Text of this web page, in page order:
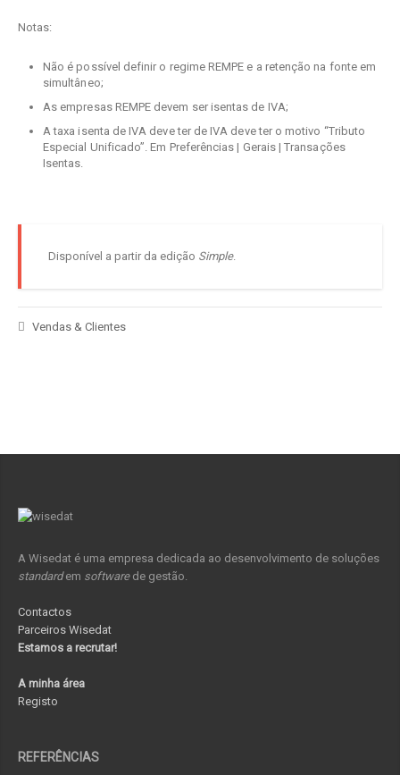
Notas:
Não é possível definir o regime REMPE e a retenção na fonte em
simultâneo;
As empresas REMPE devem ser isentas de IVA;
A taxa isenta de IVA deve ter de IVA deve ter o motivo “Tributo
Especial Unificado”. Em Preferências | Gerais | Transações
Isentas.
Disponível a partir da edição Simple.
Vendas & Clientes
A Wisedat é uma empresa dedicada ao desenvolvimento de soluções
standardem softwarede gestão.
Contactos
Parceiros Wisedat
Estamos a recrutar!
A minha área
Registo
REFERÊNCIAS